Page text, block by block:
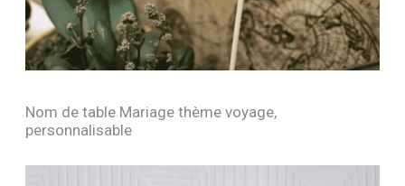
Nom de table Mariage thème voyage,
personnalisable